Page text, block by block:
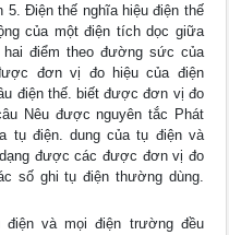
Điện thế nghĩa hiệu điện thế
của một điện tích dọc giữa
điểm theo đường sức của
đơn vị đo hiệu của điện
điện thế. biết được đơn vị đo
Nêu được nguyên tắc Phát
tụ điện. dung của tụ điện và
được các được đơn vị đo
số ghi tụ điện thường dùng.
và mọi điện trường đều